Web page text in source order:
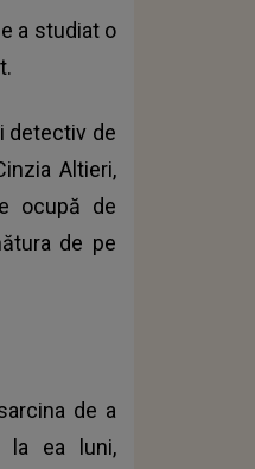
a studiat o
detectiv de
Altieri,
ocupă de
de pe
de a
la ea luni,